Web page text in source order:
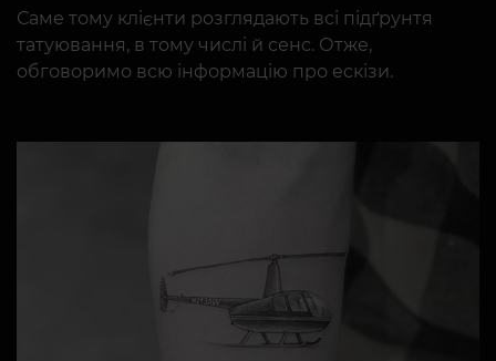
Саме тому клієнти розглядають всі підґрунтя
татуювання, в тому числі й сенс. Отже,
обговоримо всю інформацію про ескізи.